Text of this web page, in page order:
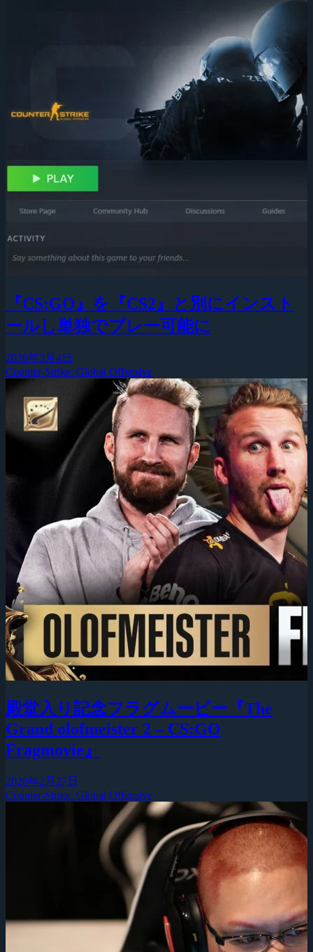
『CS:GO』を『CS2』と別にインスト
ールし単独でプレー可能に
2026年3月4日
Counter-Strike: Global Offensive
殿堂入り記念フラグムービー『The
Grand olofmeister 2 – CS:GO
Fragmovie』
2026年2月27日
Counter-Strike: Global Offensive